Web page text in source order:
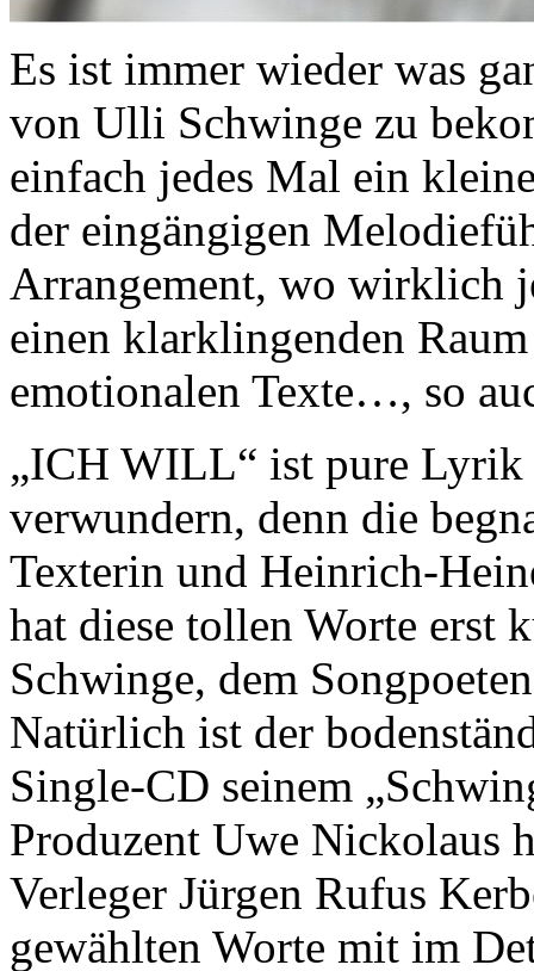
Es ist immer wieder was
von Ulli Schwinge zu
einfach jedes Mal ein
der eingängigen
Arrangement, wo wirklich
einen klarklingenden
emotionalen Texte…, so
„ICH WILL“ ist pure Lyrik
verwundern, denn die
Texterin und Heinrich-
hat diese tollen Worte
Schwinge, dem
Natürlich ist der
Single-CD seinem
Produzent Uwe Nickolaus
Verleger Jürgen Rufus
gewählten Worte mit im